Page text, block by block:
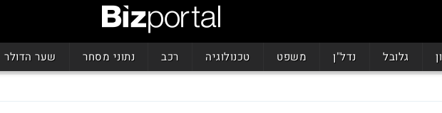
גלובל נדל"ן משפט טכנולוגיה רכב נתוני מסחר שער הדולר